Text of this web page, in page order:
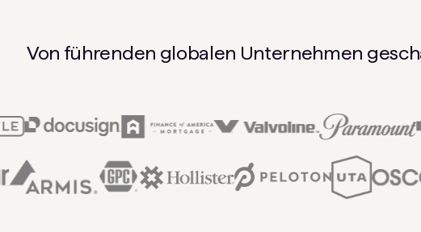
Von führenden globalen Unternehmen